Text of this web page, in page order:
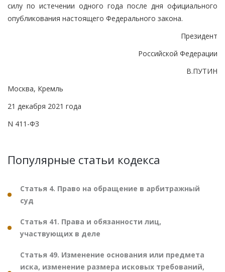
силу по истечении одного года после дня официального
опубликования настоящего Федерального закона.
Президент
Российской Федерации
В.ПУТИН
Москва, Кремль
21 декабря 2021 года
N 411-ФЗ
Популярные статьи кодекса
Статья 4. Право на обращение в арбитражный
суд
Статья 41. Права и обязанности лиц,
участвующих в деле
Статья 49. Изменение основания или предмета
иска, изменение размера исковых требований,